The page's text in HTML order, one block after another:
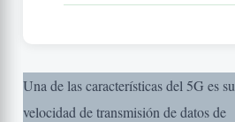
Una de las características del 5G es su
velocidad de transmisión de datos de